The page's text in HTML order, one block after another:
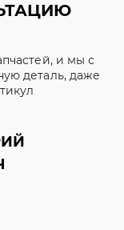
и мы с
деталь, даже